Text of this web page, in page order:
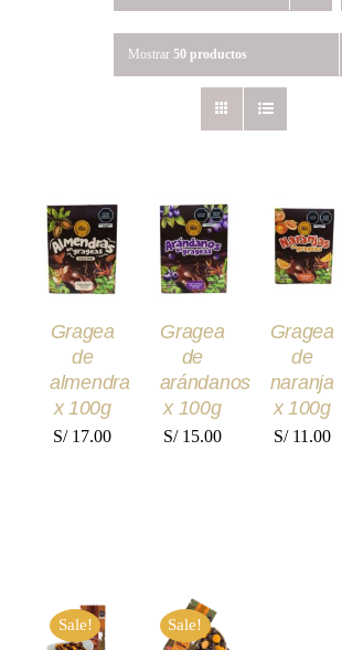
Mostrar 50 productos
AÑADIR
AL
CARRITO
/
DETALLES
Gragea
de
almendra
x 100g
S/17.00
AÑADIR
AL
CARRITO
/
DETALLES
Gragea
de
arándanos
x 100g
S/15.00
AL
CARRITO
/
Gragea
de
naranja
x 100g
S/11.00
Sale!
AL
CARRITO
Sale!
AL
CARRITO